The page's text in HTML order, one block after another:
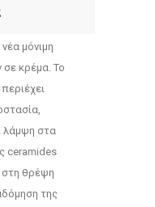
μόνιμη
σε κρέμα. Το
λάμψη στα
ceramides
στη θρέψη
της